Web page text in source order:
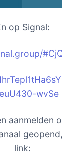
op Signal:
wvSe
aanmelden
link: